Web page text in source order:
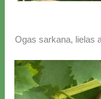
Ogas sarkana, lielas